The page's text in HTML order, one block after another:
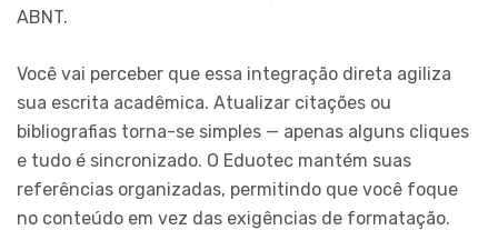
ABNT.
Você vai perceber que essa integração direta agiliza
sua escrita acadêmica. Atualizar citações ou
bibliografias torna-se simples — apenas alguns cliques
e tudo é sincronizado. O Eduotec mantém suas
referências organizadas, permitindo que você foque
no conteúdo em vez das exigências de formatação.